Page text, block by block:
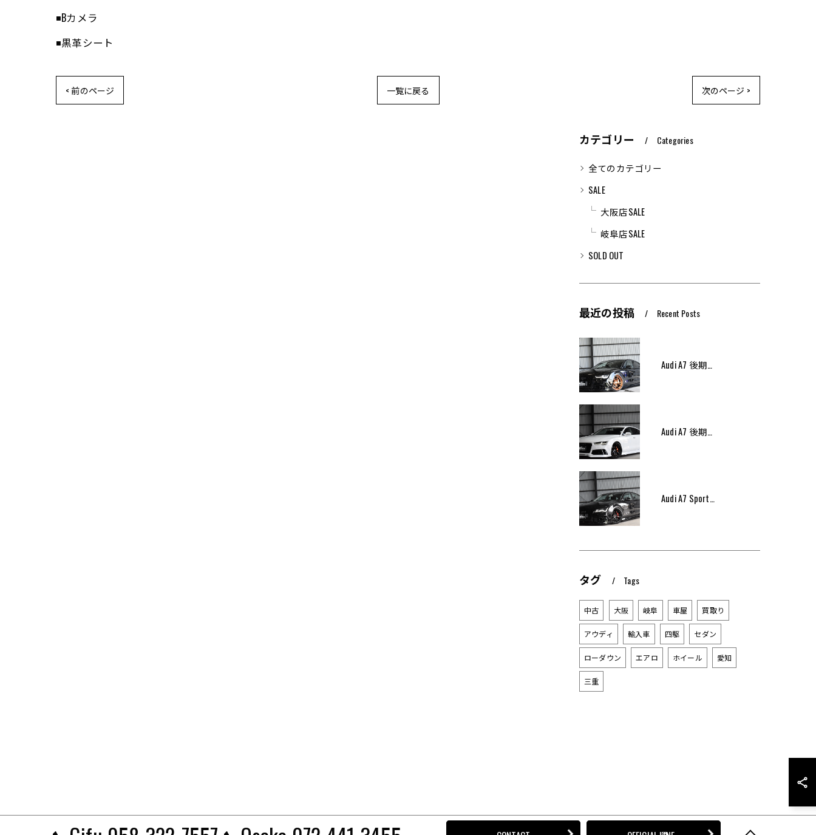
◾️Bカメラ
◾️黒革シート
< 前のページ 一覧に戻る 次のページ >
カテゴリー Categories
全てのカテゴリー
SALE
大阪店SALE
岐阜店SALE
SOLD OUT
最近の投稿 Recent Posts
Audi A7 後期モデル Arcana Performance エアサス
Audi A7 後期モデル Arcana Performance
Audi A7 Sportsback Arcana Performance
タグ Tags
中古 大阪 岐阜 車屋 買取り
アウディ 輸入車 四駆 セダン
ローダウン エアロ ホイール 愛知
三重